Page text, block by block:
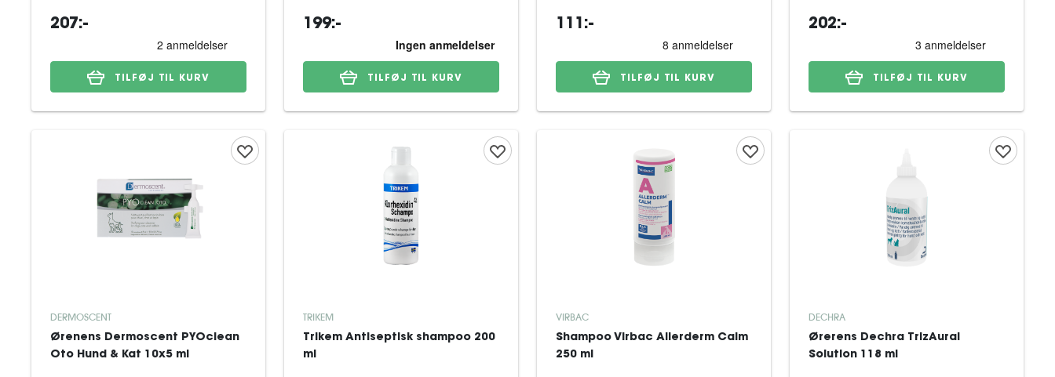
207:-
TILFØJ TIL KURV
199:-
TILFØJ TIL KURV
111:-
TILFØJ TIL KURV
202:-
TILFØJ TIL KURV
DERMOSCENT
Ørenens Dermoscent PYOclean
Oto Hund & Kat 10x5 ml
TRIKEM
Trikem Antiseptisk shampoo 200
ml
VIRBAC
Shampoo Virbac Allerderm Calm
250 ml
DECHRA
Ørerens Dechra TrizAural
Solution 118 ml